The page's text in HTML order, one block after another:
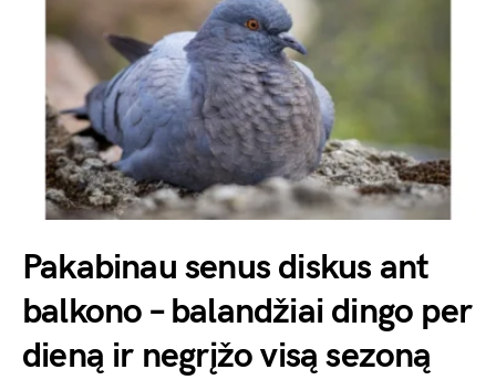
Pakabinau senus diskus ant
balkono – balandžiai dingo per
dieną ir negrįžo visą sezoną